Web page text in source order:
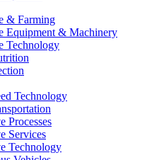
& Farming
Equipment & Machinery
Technology
Technology
Processes
Services
Technology